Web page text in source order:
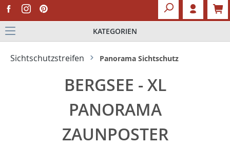
KATEGORIEN
Sichtschutzstreifen Panorama Sichtschutz
BERGSEE - XL
PANORAMA
ZAUNPOSTER